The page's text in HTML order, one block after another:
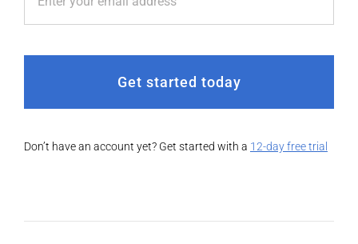
Get started today
Don’t have an account yet? Get started with a 12-day free trial